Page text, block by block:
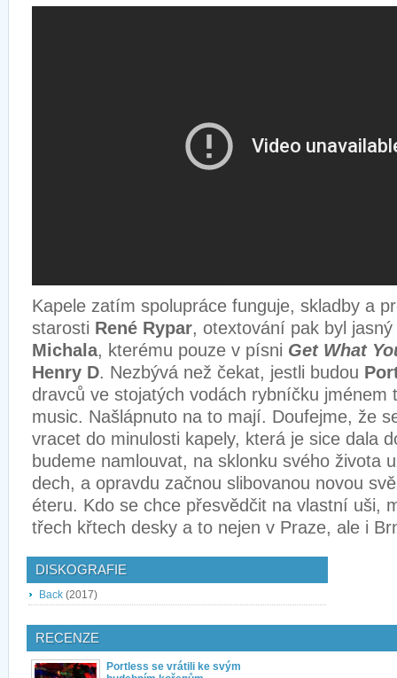
Kapele zatím spolupráce funguje, skladby a
starosti René Rypar, otextování pak byl
Michala, kterému pouze v písni Get What
Henry D. Nezbývá než čekat, jestli budou
dravců ve stojatých vodách rybníčku jménem
music. Našlápnuto na to mají. Doufejme, že
vracet do minulosti kapely, která je sice dala
budeme namlouvat, na sklonku svého života
dech, a opravdu začnou slibovanou novou
éteru. Kdo se chce přesvědčit na vlastní uši,
třech křtech desky a to nejen v Praze, ale i
DISKOGRAFIE
Back (2017)
RECENZE
Portless se vrátili ke svým